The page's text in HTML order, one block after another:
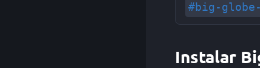
#big-
Instalar